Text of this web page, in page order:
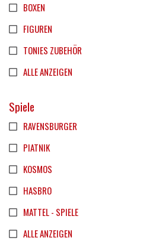
BOXEN
FIGUREN
TONIES ZUBEHÖR
ALLE ANZEIGEN
Spiele
RAVENSBURGER
PIATNIK
KOSMOS
HASBRO
MATTEL - SPIELE
ALLE ANZEIGEN